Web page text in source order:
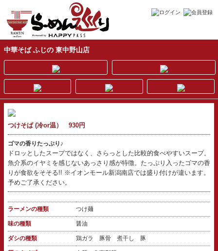
中華そば ふじの 東中野山店
つけそば (冷or温） 930円
ゴマの香りたっぷり♪
ドロッとしたスープではなく、さらっとした比較的食べやすいスープ。
魚介系のイヤミを感じないあっさり感が特徴。たっぷり入ったゴマの香
りが食欲をそそる!! ※イオンモール新潟南店では盛り付けが違います。
予めご了承ください。
ラーメンの種類 つけ麺
味の種類 醤油
ダシの種類 鶏ガラ 豚骨 煮干し 豚